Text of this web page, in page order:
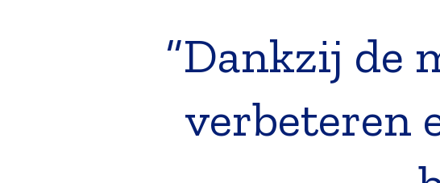
“Dankzij de
verbeteren